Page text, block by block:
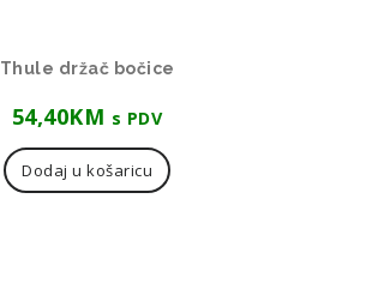
Thule držač bočice
54,40KM s PDV
Dodaj u košaricu